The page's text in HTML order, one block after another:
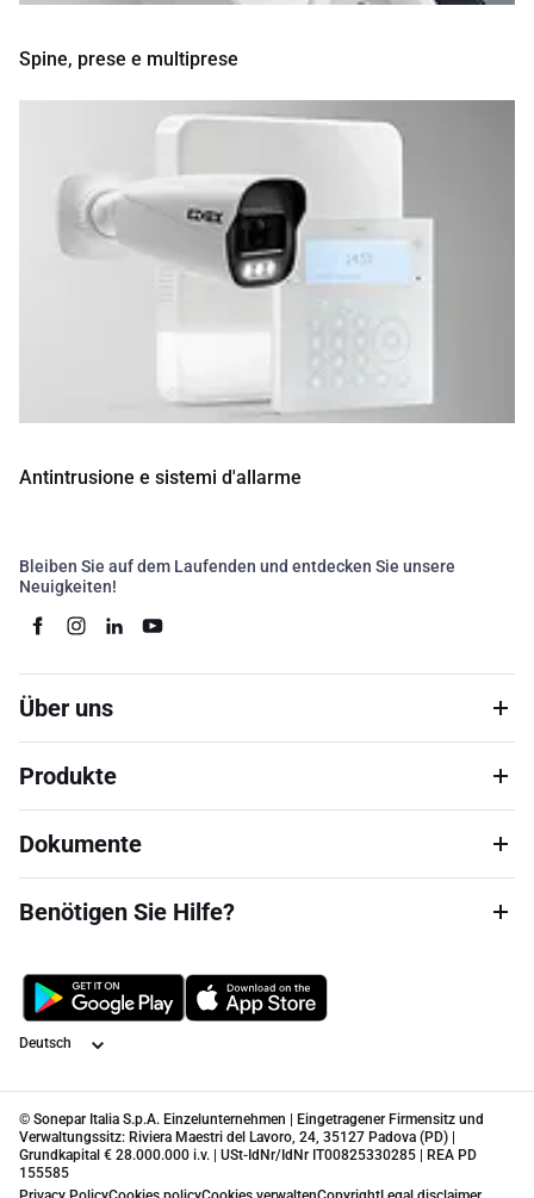
Spine, prese e multiprese
Antintrusione e sistemi d'allarme
Bleiben Sie auf dem Laufenden und entdecken Sie unsere
Neuigkeiten!
Über uns
Produkte
Dokumente
Benötigen Sie Hilfe?
Sprache
© Sonepar Italia S.p.A. Einzelunternehmen | Eingetragener Firmensitz und
Verwaltungssitz: Riviera Maestri del Lavoro, 24, 35127 Padova (PD) |
Grundkapital € 28.000.000 i.v. | USt-IdNr/IdNr IT00825330285 | REA PD
155585